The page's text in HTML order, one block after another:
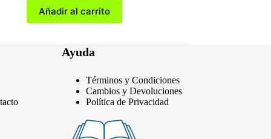
original
era:
actual
es:
Añadir al carrito
Ayuda
Términos y Condiciones
Cambios y Devoluciones
Política de Privacidad